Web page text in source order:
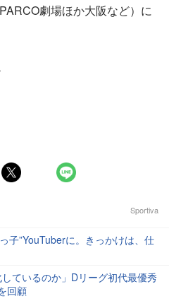
劇場ほか大阪など）に
Sportiva
子”YouTuberに。きっかけは、仕
ているのか」Dリーグ初代最優秀
回顧